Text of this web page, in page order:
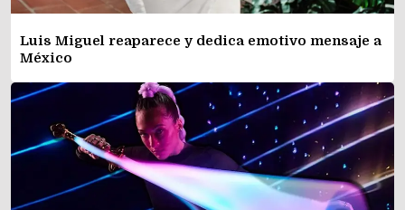
Luis Miguel reaparece y dedica emotivo mensaje a
México